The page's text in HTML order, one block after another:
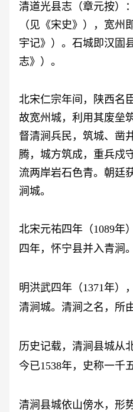
清道光县志（章元按）
（见《宋史》），宽州
宇记》）。石城即汉圁
志》）。
北宋仁宗年间，陕西名
故宽州城，利用其废垒
督清涧兵民，筑城、凿
腾，城方筑成，重兵戍
流两岸岩石色青。朝廷
涧城。
北宋元祐四年（1089年
四年，怀宁县并入青涧。
明洪武四年（1371年）
清涧城。清涧之名，所
历史记载，清涧县城从
今已1538年，史称一千
清涧县城依山傍水，形